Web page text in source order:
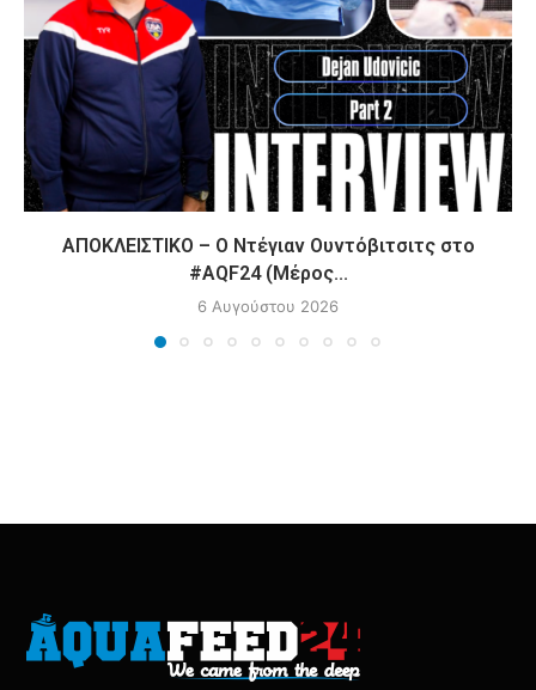
ΑΠΟΚΛΕΙΣΤΙΚΟ – Ο Ντέγιαν Ουντόβιτσιτς στο
#AQF24 (Μέρος...
6 Αυγούστου 2026